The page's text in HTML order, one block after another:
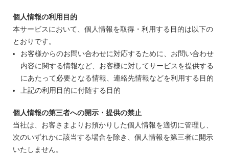
個人情報の利用目的
本サービスにおいて、個人情報を取得・利用する目的は以下の
とおりです。
お客様からのお問い合わせに対応するために、お問い合わせ
内容に関する情報など、お客様に対してサービスを提供する
にあたって必要となる情報、連絡先情報などを利用する目的
上記の利用目的に付随する目的
個人情報の第三者への開示・提供の禁止
当社は、お客さまよりお預かりした個人情報を適切に管理し、
次のいずれかに該当する場合を除き、個人情報を第三者に開示
いたしません。